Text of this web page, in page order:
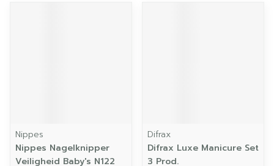
Nippes
Nippes Nagelknipper
Veiligheid Baby's N122
Difrax
Difrax Luxe Manicure Set
3 Prod.